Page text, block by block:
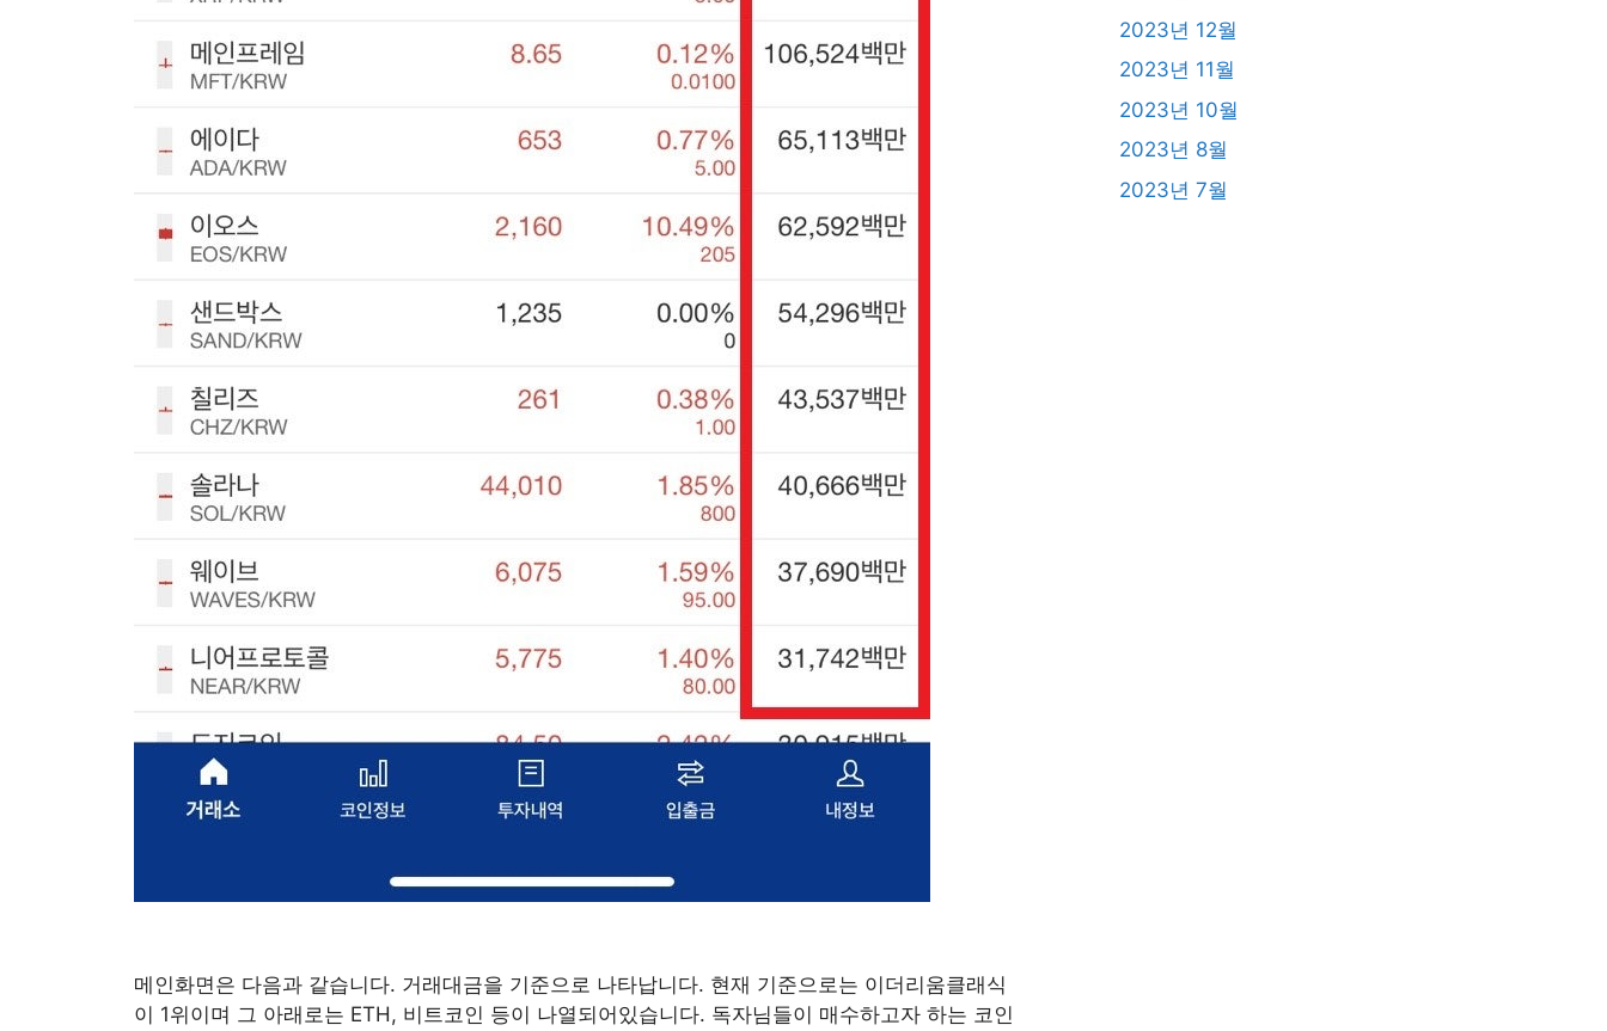
메인화면은 다음과 같습니다. 거래대금을 기준으로 나타납니다. 현재 기준으로는 이더리움클래식
이 1위이며 그 아래로는 ETH, 비트코인 등이 나열되어있습니다. 독자님들이 매수하고자 하는 코인
2023년 12월
2023년 11월
2023년 10월
2023년 8월
2023년 7월